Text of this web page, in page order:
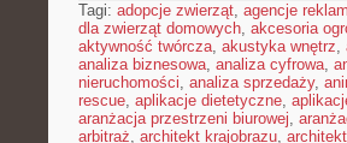
Tagi: adopcje zwierząt, agencje
dla zwierząt domowych, akcesoria
aktywność twórcza, akustyka wnętrz,
analiza biznesowa, analiza cyfrowa,
nieruchomości, analiza sprzedaży,
rescue, aplikacje dietetyczne,
aranżacja przestrzeni biurowej,
arbitraż, architekt krajobrazu,